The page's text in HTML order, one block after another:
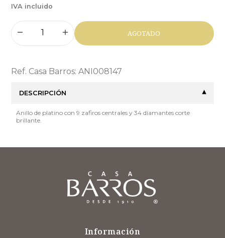
IVA incluido
AGOTADO
Ref. Casa Barros: ANI008147
DESCRIPCIÓN
Anillo de platino con 9 zafiros centrales y 34 diamantes corte
brillante.
Información